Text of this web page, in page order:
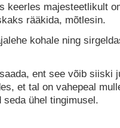
keerles majesteetlikult
rääkida, mõtlesin.
kohale ning
ent see võib siiski
et tal on vahepeal
seda ühel tingimusel.